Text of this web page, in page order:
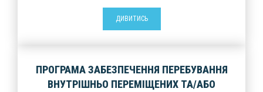
ДИВИТИСЬ
ПРОГРАМА ЗАБЕЗПЕЧЕННЯ ПЕРЕБУВАННЯ
ВНУТРІШНЬО ПЕРЕМІЩЕНИХ ТА/АБО